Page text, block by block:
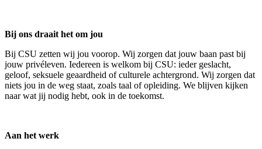
Bij ons draait het om jou
Bij CSU zetten wij jou voorop. Wij zorgen dat jouw baan past bij
jouw privéleven. Iedereen is welkom bij CSU: ieder geslacht,
geloof, seksuele geaardheid of culturele achtergrond. Wij zorgen dat
niets jou in de weg staat, zoals taal of opleiding. We blijven kijken
naar wat jij nodig hebt, ook in de toekomst.
Aan het werk